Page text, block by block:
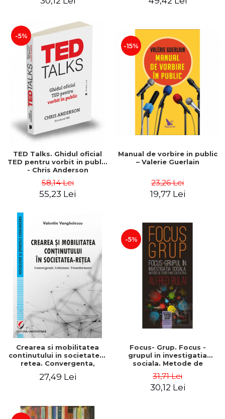
-5%
TED Talks. Ghidul oficial
TED pentru vorbit in public
- Chris Anderson
58,14 Lei
55,23 Lei
-15%
Manual de vorbire in public
– Valerie Guerlain
23,26 Lei
19,77 Lei
Crearea si mobilitatea
continutului in societatea-
retea. Convergenta,
27,49 Lei
-5%
Focus- Grup. Focus -
grupul in investigatia
sociala. Metode de
a II-a, revazuta - Alfred
Bulai
31,71 Lei
30,12 Lei